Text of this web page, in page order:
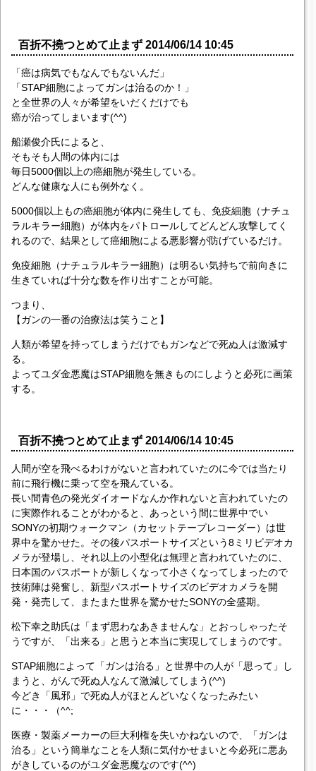
百折不撓つとめて止まず 2014/06/14 10:45
「癌は病気でもなんでもないんだ」
「STAP細胞によってガンは治るのか！」
と全世界の人々が希望をいだくだけでも
癌が治ってしまいます(^^)
船瀬俊介氏によると、
そもそも人間の体内には
毎日5000個以上の癌細胞が発生している。
どんな健康な人にも例外なく。
5000個以上もの癌細胞が体内に発生しても、免疫細胞（ナチュ
ラルキラー細胞）が体内をパトロールしてどんどん攻撃してく
れるので、結果として癌細胞による悪影響が防げているだけ。
免疫細胞（ナチュラルキラー細胞）は明るい気持ちで前向きに
生きていれば十分な数を作り出すことが可能。
つまり、
【ガンの一番の治療法は笑うこと】
人類が希望を持ってしまうだけでもガンなどで死ぬ人は激減す
る。
よってユダ金悪魔はSTAP細胞を無きものにしようと必死に画策
する。
百折不撓つとめて止まず 2014/06/14 10:45
人間が空を飛べるわけがないと言われていたのに今では当たり
前に飛行機に乗って空を飛んている。
長い間青色の発光ダイオードなんか作れないと言われていたの
に実際作れることがわかると、あっという間に世界中でい
SONYの初期ウォークマン（カセットテープレコーダー）は世
界中を驚かせた。その後パスポートサイズという8ミリビデオカ
メラが登場し、それ以上の小型化は無理と言われていたのに、
日本国のパスポートが新しくなって小さくなってしまったので
技術陣は発奮し、新型パスポートサイズのビデオカメラを開
発・発売して、またまた世界を驚かせたSONYの全盛期。
松下幸之助氏は「まず思わなあきませんな」とおっしゃったそ
うですが、「出来る」と思うと本当に実現してしまうのです。
STAP細胞によって「ガンは治る」と世界中の人が「思って」し
まうと、がんで死ぬ人なんて激減してしまう(^^)
今どき「風邪」で死ぬ人がほとんどいなくなったみたい
に・・・（^^;
医療・製薬メーカーの巨大利権を失いかねないので、「ガンは
治る」という簡単なことを人類に気付かせまいと今必死に悪あ
がきしているのがユダ金悪魔なのです(^^)